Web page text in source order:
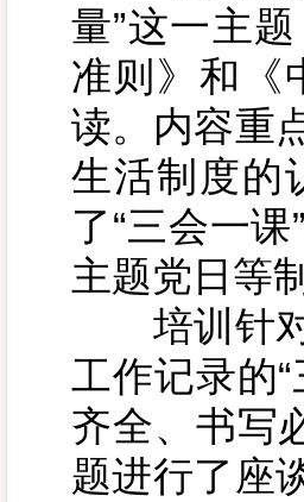
量”这一主
准则》和《
读。内容重
生活制度的
了“三会一
主题党日等
培训针对
工作记录的
齐全、书写
题进行了座